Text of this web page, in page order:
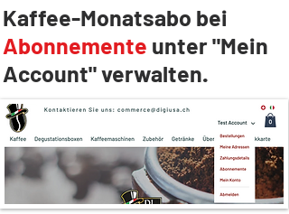
Kaffee-Monatsabo bei
Abonnemente unter "Mein
Account" verwalten.